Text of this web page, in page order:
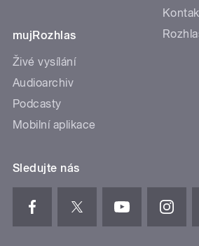
mujRozhlas
Živé vysílání
Audioarchiv
Podcasty
Mobilní aplikace
Sledujte nás